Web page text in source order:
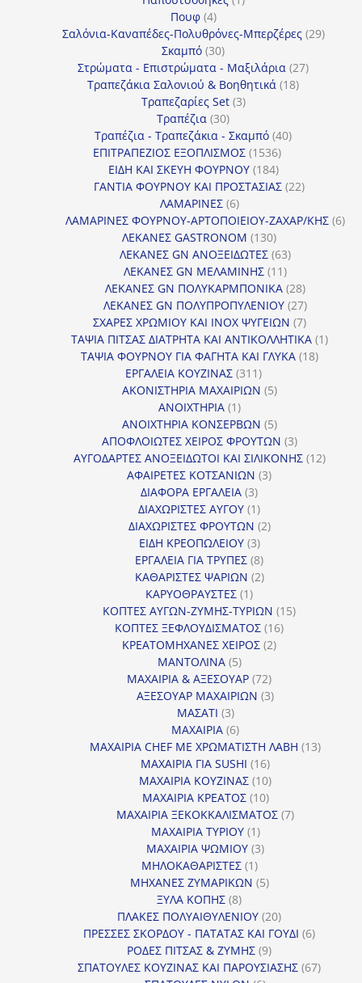
Πουφ 44
προϊόντα
Σαλόνια-Καναπέδες-Πολυθρόνες-Μπερζέρες 2929
Σκαμπό 3030
προϊόντα
Στρώματα - Επιστρώματα - Μαξιλάρια 2727
Τραπεζάκια Σαλονιού & Βοηθητικά 1818
Τραπεζαρίες Set 33
Τραπέζια 3030
προϊόντα
Τραπέζια - Τραπεζάκια - Σκαμπό 4040
ΕΠΙΤΡΑΠΕΖΙΟΣ ΕΞΟΠΛΙΣΜΟΣ 15361536
προϊόντα
ΕΙΔΗ ΚΑΙ ΣΚΕΥΗ ΦΟΥΡΝΟΥ 184184
προϊόντα
ΓΑΝΤΙΑ ΦΟΥΡΝΟΥ ΚΑΙ ΠΡΟΣΤΑΣΙΑΣ 2222
ΛΑΜΑΡΙΝΕΣ 66
προϊόντα
ΛΑΜΑΡΙΝΕΣ ΦΟΥΡΝΟΥ-ΑΡΤΟΠΟΙΕΙΟΥ-ΖΑΧΑΡ/ΚΗΣ 66
ΛΕΚΑΝΕΣ GASTRONOM 130130
προϊόντα
ΛΕΚΑΝΕΣ GN ΑΝΟΞΕΙΔΩΤΕΣ 6363
ΛΕΚΑΝΕΣ GN ΜΕΛΑΜΙΝΗΣ 1111
προϊόντα
ΛΕΚΑΝΕΣ GN ΠΟΛΥΚΑΡΜΠΟΝΙΚΑ 2828
προϊόντα
ΛΕΚΑΝΕΣ GN ΠΟΛΥΠΡΟΠΥΛΕΝΙΟΥ 2727
προϊόντα
ΣΧΑΡΕΣ ΧΡΩΜΙΟΥ ΚΑΙ INOX ΨΥΓΕΙΩΝ 77
προϊόντα
ΤΑΨΙΑ ΠΙΤΣΑΣ ΔΙΑΤΡΗΤΑ ΚΑΙ ΑΝΤΙΚΟΛΛΗΤΙΚΑ 11
ΤΑΨΙΑ ΦΟΥΡΝΟΥ ΓΙΑ ΦΑΓΗΤΑ ΚΑΙ ΓΛΥΚΑ 1818
ΕΡΓΑΛΕΙΑ ΚΟΥΖΙΝΑΣ 311311
προϊόντα
ΑΚΟΝΙΣΤΗΡΙΑ ΜΑΧΑΙΡΙΩΝ 55
ΑΝΟΙΧΤΗΡΙΑ 11
προϊόν
ΑΝΟΙΧΤΗΡΙΑ ΚΟΝΣΕΡΒΩΝ 55
προϊόντα
ΑΠΟΦΛΟΙΩΤΕΣ ΧΕΙΡΟΣ ΦΡΟΥΤΩΝ 33
προϊόντα
ΑΥΓΟΔΑΡΤΕΣ ΑΝΟΞΕΙΔΩΤΟΙ ΚΑΙ ΣΙΛΙΚΟΝΗΣ 1212
ΑΦΑΙΡΕΤΕΣ ΚΟΤΣΑΝΙΩΝ 33
ΔΙΑΦΟΡΑ ΕΡΓΑΛΕΙΑ 33
προϊόντα
ΔΙΑΧΩΡΙΣΤΕΣ ΑΥΓΟΥ 11
προϊόν
ΔΙΑΧΩΡΙΣΤΕΣ ΦΡΟΥΤΩΝ 22
ΕΙΔΗ ΚΡΕΟΠΩΛΕΙΟΥ 33
προϊόντα
ΕΡΓΑΛΕΙΑ ΓΙΑ ΤΡΥΠΕΣ 88
προϊόντα
ΚΑΘΑΡΙΣΤΕΣ ΨΑΡΙΩΝ 22
ΚΑΡΥΟΘΡΑΥΣΤΕΣ 11
προϊόν
ΚΟΠΤΕΣ ΑΥΓΩΝ-ΖΥΜΗΣ-ΤΥΡΙΩΝ 1515
ΚΟΠΤΕΣ ΞΕΦΛΟΥΔΙΣΜΑΤΟΣ 1616
ΚΡΕΑΤΟΜΗΧΑΝΕΣ ΧΕΙΡΟΣ 22
ΜΑΝΤΟΛΙΝΑ 55
προϊόντα
ΜΑΧΑΙΡΙΑ & ΑΞΕΣΟΥΑΡ 7272
προϊόντα
ΑΞΕΣΟΥΑΡ ΜΑΧΑΙΡΙΩΝ 33
ΜΑΣΑΤΙ 33
προϊόντα
ΜΑΧΑΙΡΙΑ 66
προϊόντα
ΜΑΧΑΙΡΙΑ CHEF ΜΕ ΧΡΩΜΑΤΙΣΤΗ ΛΑΒΗ 1313
ΜΑΧΑΙΡΙΑ ΓΙΑ SUSHI 1616
προϊόντα
ΜΑΧΑΙΡΙΑ ΚΟΥΖΙΝΑΣ 1010
προϊόντα
ΜΑΧΑΙΡΙΑ ΚΡΕΑΤΟΣ 1010
προϊόντα
ΜΑΧΑΙΡΙΑ ΞΕΚΟΚΚΑΛΙΣΜΑΤΟΣ 77
ΜΑΧΑΙΡΙΑ ΤΥΡΙΟΥ 11
προϊόν
ΜΑΧΑΙΡΙΑ ΨΩΜΙΟΥ 33
ΜΗΛΟΚΑΘΑΡΙΣΤΕΣ 11
προϊόν
ΜΗΧΑΝΕΣ ΖΥΜΑΡΙΚΩΝ 55
ΞΥΛΑ ΚΟΠΗΣ 88
προϊόντα
ΠΛΑΚΕΣ ΠΟΛΥΑΙΘΥΛΕΝΙΟΥ 2020
προϊόντα
ΠΡΕΣΣΕΣ ΣΚΟΡΔΟΥ - ΠΑΤΑΤΑΣ ΚΑΙ ΓΟΥΔΙ 66
ΡΟΔΕΣ ΠΙΤΣΑΣ & ΖΥΜΗΣ 99
προϊόντα
ΣΠΑΤΟΥΛΕΣ ΚΟΥΖΙΝΑΣ ΚΑΙ ΠΑΡΟΥΣΙΑΣΗΣ 6767